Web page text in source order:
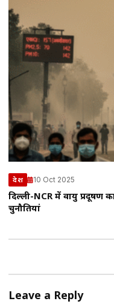
देश 10 Oct 2025
दिल्ली-NCR में वायु प्रदूषण
चुनौतियां
Leave a Reply